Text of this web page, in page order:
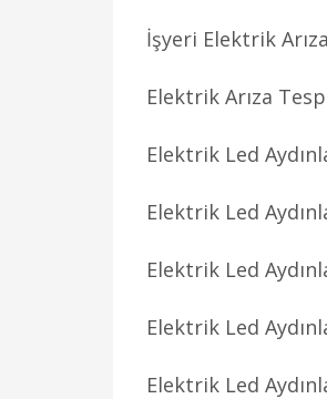
İşyeri Elektrik
Elektrik Arıza
Elektrik Led
Elektrik Led
Elektrik Led
Elektrik Led
Elektrik Led